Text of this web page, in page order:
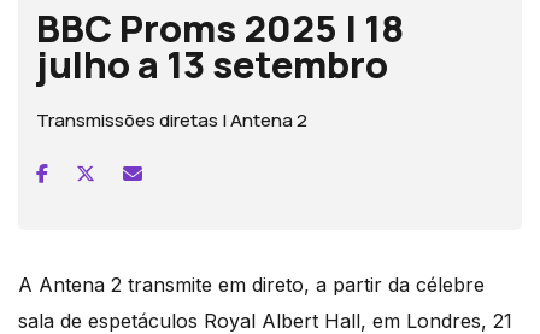
BBC Proms 2025 | 18
julho a 13 setembro
Transmissões diretas | Antena 2
A Antena 2 transmite em direto, a partir da célebre
sala de espetáculos Royal Albert Hall, em Londres, 21